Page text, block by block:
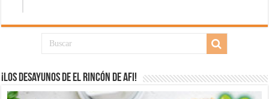
¡Los desayunos de El Rincón de Afi!